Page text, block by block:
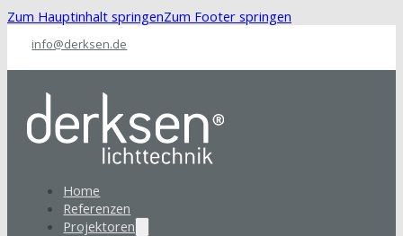
Zum Hauptinhalt springenZum Footer springen
info@derksen.de
Home
Referenzen
Projektoren